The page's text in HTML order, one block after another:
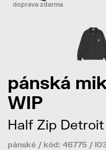
doprava zdarma
pánská
WIP
Half Zip
pánské / kód: 46775 /